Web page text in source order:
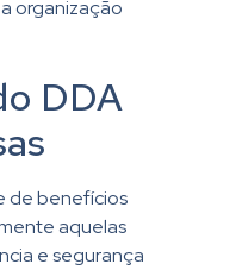
organização
DDA
de benefícios
aquelas
e segurança